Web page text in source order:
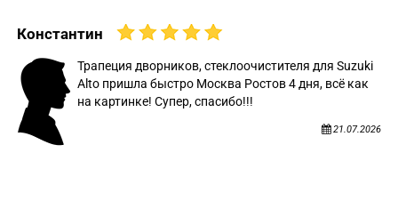
Константин
Трапеция дворников, стеклоочистителя для Suzuki
Alto пришла быстро Москва Ростов 4 дня, всё как
на картинке! Супер, спасибо!!!
21.07.2026